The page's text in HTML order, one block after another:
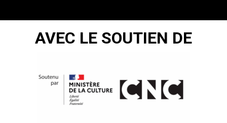
AVEC LE SOUTIEN DE